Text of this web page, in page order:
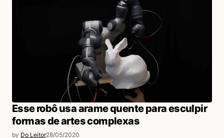
Esse robô usa arame quente para esculpir
formas de artes complexas
by Do Leitor28/05/2020